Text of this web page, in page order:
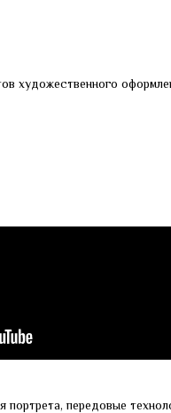
художественного
передовые